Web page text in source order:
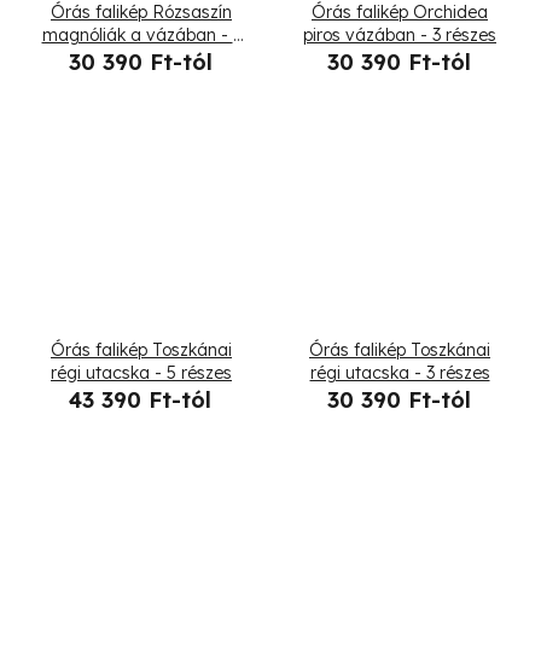
Órás falikép Rózsaszín
magnóliák a vázában - 3
részes
30 390 Ft-tól
Órás falikép Orchidea
piros vázában - 3 részes
30 390 Ft-tól
Órás falikép Toszkánai
régi utacska - 5 részes
43 390 Ft-tól
Órás falikép Toszkánai
régi utacska - 3 részes
30 390 Ft-tól